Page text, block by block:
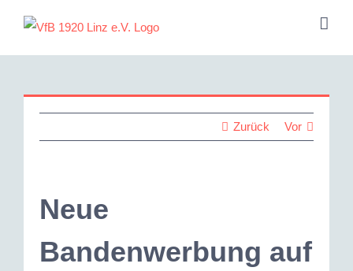
springen
Zurück Vor
Neue
Bandenwerbung auf